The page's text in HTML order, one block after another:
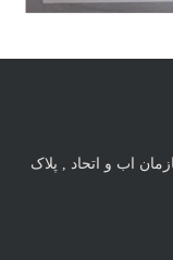
اب و اتحاد , پلاک